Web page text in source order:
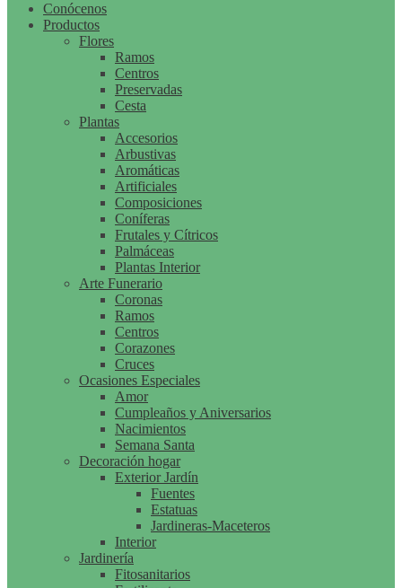
Conócenos
Productos
Flores
Ramos
Centros
Preservadas
Cesta
Plantas
Accesorios
Arbustivas
Aromáticas
Artificiales
Composiciones
Coníferas
Frutales y Cítricos
Palmáceas
Plantas Interior
Arte Funerario
Coronas
Ramos
Centros
Corazones
Cruces
Ocasiones Especiales
Amor
Cumpleaños y Aniversarios
Nacimientos
Semana Santa
Decoración hogar
Exterior Jardín
Fuentes
Estatuas
Jardineras-Maceteros
Interior
Jardinería
Fitosanitarios